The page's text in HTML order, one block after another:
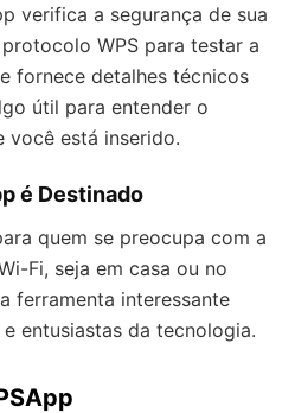
verifica a segurança de sua
WPS para testar a
fornece detalhes técnicos
útil para entender o
você está inserido.
é Destinado
quem se preocupa com a
Fi, seja em casa ou no
ferramenta interessante
entusiastas da tecnologia.